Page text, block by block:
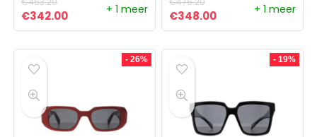
Oorspronkelijke prijs was: €463.20.
€342.00Huidige prijs is: €342.00.
+ 1 meer Oorspronkelijke prijs was:
€348.00Huidige prijs is:
+ 1 meer
- 26% - 19%